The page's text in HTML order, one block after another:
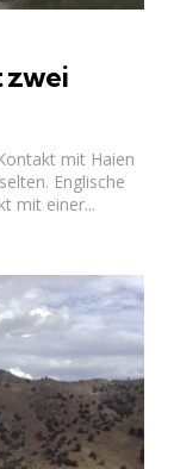
zwei
mit Haien
Englische
mit einer...